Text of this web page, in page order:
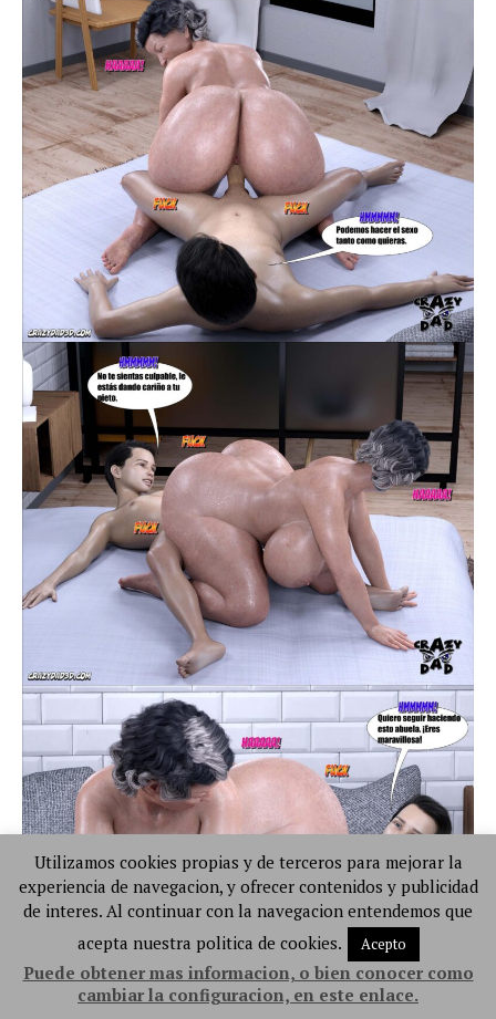
Utilizamos cookies propias y de terceros para mejorar la
experiencia de navegacion, y ofrecer contenidos y publicidad
de interes. Al continuar con la navegacion entendemos que
acepta nuestra politica de cookies.
Acepto
Puede obtener mas informacion, o bien conocer como
cambiar la configuracion, en este enlace.